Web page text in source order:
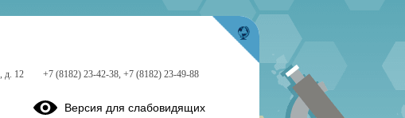
д. 12 +7 (8182) 23-42-38, +7 (8182) 23-49-88
Версия для слабовидящих